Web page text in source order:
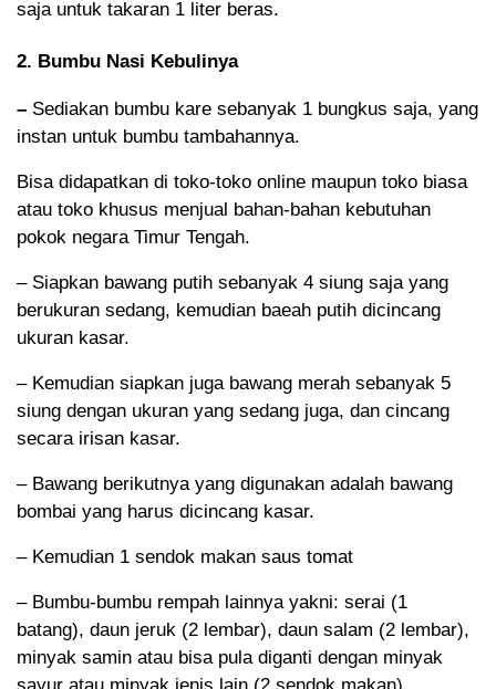
saja untuk takaran 1 liter beras.
2. Bumbu Nasi Kebulinya
– Sediakan bumbu kare sebanyak 1 bungkus saja, yang
instan untuk bumbu tambahannya.
Bisa didapatkan di toko-toko online maupun toko biasa
atau toko khusus menjual bahan-bahan kebutuhan
pokok negara Timur Tengah.
– Siapkan bawang putih sebanyak 4 siung saja yang
berukuran sedang, kemudian baeah putih dicincang
ukuran kasar.
– Kemudian siapkan juga bawang merah sebanyak 5
siung dengan ukuran yang sedang juga, dan cincang
secara irisan kasar.
– Bawang berikutnya yang digunakan adalah bawang
bombai yang harus dicincang kasar.
– Kemudian 1 sendok makan saus tomat
– Bumbu-bumbu rempah lainnya yakni: serai (1
batang), daun jeruk (2 lembar), daun salam (2 lembar),
minyak samin atau bisa pula diganti dengan minyak